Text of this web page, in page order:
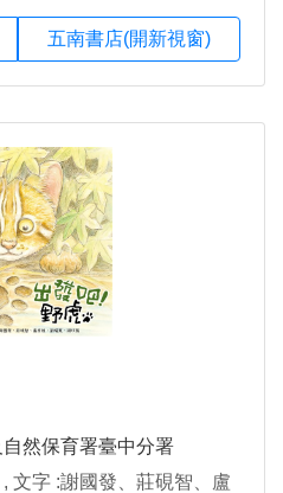
五南書店(開新視窗)
然保育署臺中分署
文字 :謝國發、莊硯智、盧